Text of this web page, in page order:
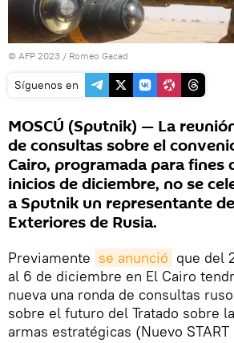
© AFP 2023 / Romeo Gacad
Síguenos en
MOSCÚ (Sputnik) — La
de consultas sobre el
Cairo, programada para fines
inicios de diciembre, no se
a Sputnik un representante
Exteriores de Rusia.
Previamente se anunció que del
al 6 de diciembre en El Cairo
nueva una ronda de consultas
sobre el futuro del Tratado sobre
armas estratégicas (Nuevo START